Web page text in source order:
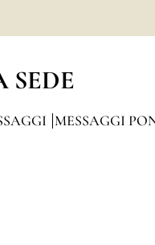
SEDE
MESSAGGI